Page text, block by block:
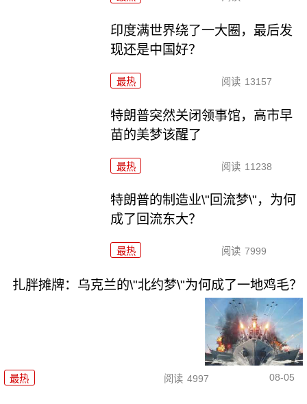
印度满世界绕了一大圈，最后发
现还是中国好？
最热 阅读 13157
特朗普突然关闭领事馆，高市早
苗的美梦该醒了
最热 阅读 11238
特朗普的制造业\"回流梦\"，为何
成了回流东大？
最热 阅读 7999
扎胖摊牌：乌克兰的\"北约梦\"为何成了一地鸡毛？
最热 阅读 4997 08-05